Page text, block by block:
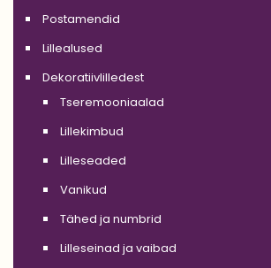
Postamendid
Lillealused
Dekoratiivlilledest
Tseremooniaalad
Lillekimbud
Lilleseaded
Vanikud
Tähed ja numbrid
Lilleseinad ja vaibad